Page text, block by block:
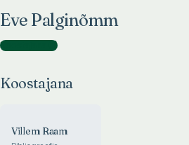
Eve Palginõmm
Koostajana )
Koostajana
Villem Raam